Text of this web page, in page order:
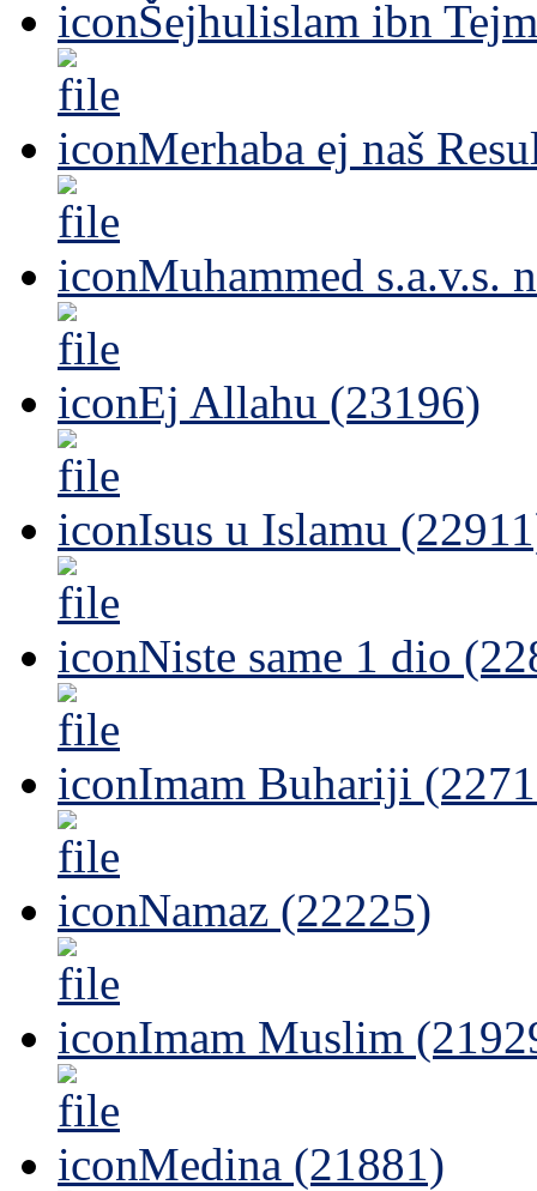
Šejhulislam ibn
Merhaba ej naš
Muhammed s.a.v.s.
Ej Allahu (23196)
Isus u Islamu
Niste same 1 dio
Imam Buhariji
Namaz (22225)
Imam Muslim
Medina (21881)